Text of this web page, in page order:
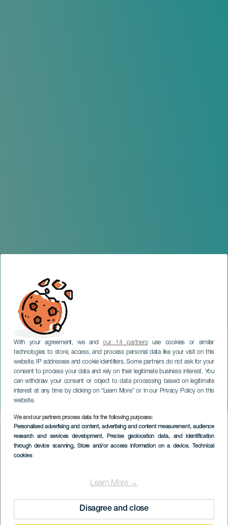
With your agreement, we andour 14 partnersuse cookies or similar
technologies to store, access, and process personal data like your visit on this
website, IP addresses and cookie identifiers. Some partners do not ask for your
consent to process your data and rely on their legitimate business interest. You
can withdraw your consent or object to data processing based on legitimate
interest at any time by clicking on “Learn More” or in our Privacy Policy on this
website.
We and our partners process data for the following purposes:
Personalised advertising and content, advertising and content measurement, audience
research and services development, Precise geolocation data, and identification
through device scanning, Store and/or access information on a device, Technical
cookies
Learn More →
Disagree and close
Trail-Messer von Vigan
GRAN CANARIA
Imagen
Listado